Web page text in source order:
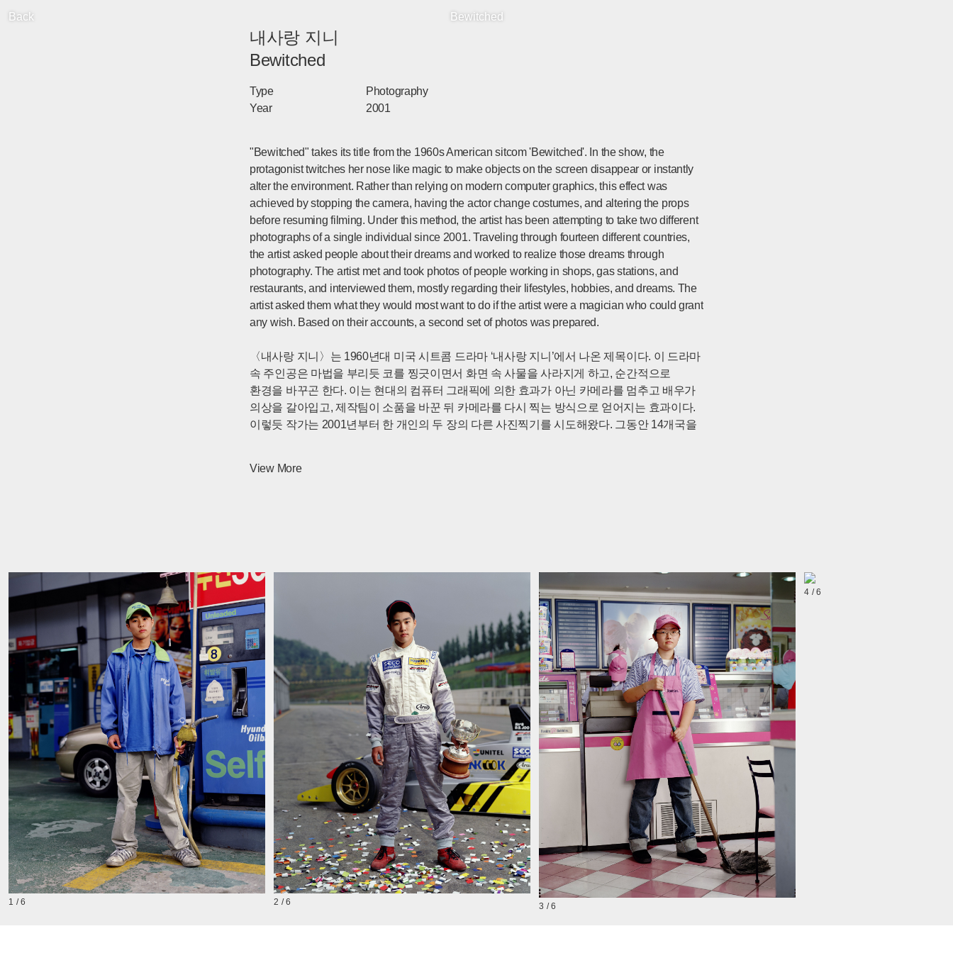
Back Bewitched
내사랑 지니
Bewitched
Type
Photography
Year
2001
"Bewitched" takes its title from the 1960s American sitcom 'Bewitched'. In the show, the
protagonist twitches her nose like magic to make objects on the screen disappear or instantly
alter the environment. Rather than relying on modern computer graphics, this effect was
achieved by stopping the camera, having the actor change costumes, and altering the props
before resuming filming. Under this method, the artist has been attempting to take two different
photographs of a single individual since 2001. Traveling through fourteen different countries,
the artist asked people about their dreams and worked to realize those dreams through
photography. The artist met and took photos of people working in shops, gas stations, and
restaurants, and interviewed them, mostly regarding their lifestyles, hobbies, and dreams. The
artist asked them what they would most want to do if the artist were a magician who could grant
any wish. Based on their accounts, a second set of photos was prepared.
〈내사랑 지니〉는 1960년대 미국 시트콤 드라마 ‘내사랑 지니’에서 나온 제목이다. 이 드라마
속 주인공은 마법을 부리듯 코를 찡긋이면서 화면 속 사물을 사라지게 하고, 순간적으로
환경을 바꾸곤 한다. 이는 현대의 컴퓨터 그래픽에 의한 효과가 아닌 카메라를 멈추고 배우가
의상을 갈아입고, 제작팀이 소품을 바꾼 뒤 카메라를 다시 찍는 방식으로 얻어지는 효과이다.
이렇듯 작가는 2001년부터 한 개인의 두 장의 다른 사진찍기를 시도해왔다. 그동안 14개국을
생활 방식, 취미, 꿈에 관한 것이었다. 그들에게 작가는 내가 만약 마법사고 어떤 소원을
View More
1 / 6 2 / 6 3 / 6
4 / 6